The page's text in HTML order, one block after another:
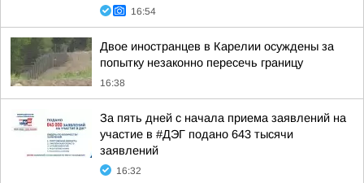
16:54
Двое иностранцев в Карелии осуждены за
попытку незаконно пересечь границу
16:38
За пять дней с начала приема заявлений на
участие в #ДЭГ подано 643 тысячи
заявлений
16:32